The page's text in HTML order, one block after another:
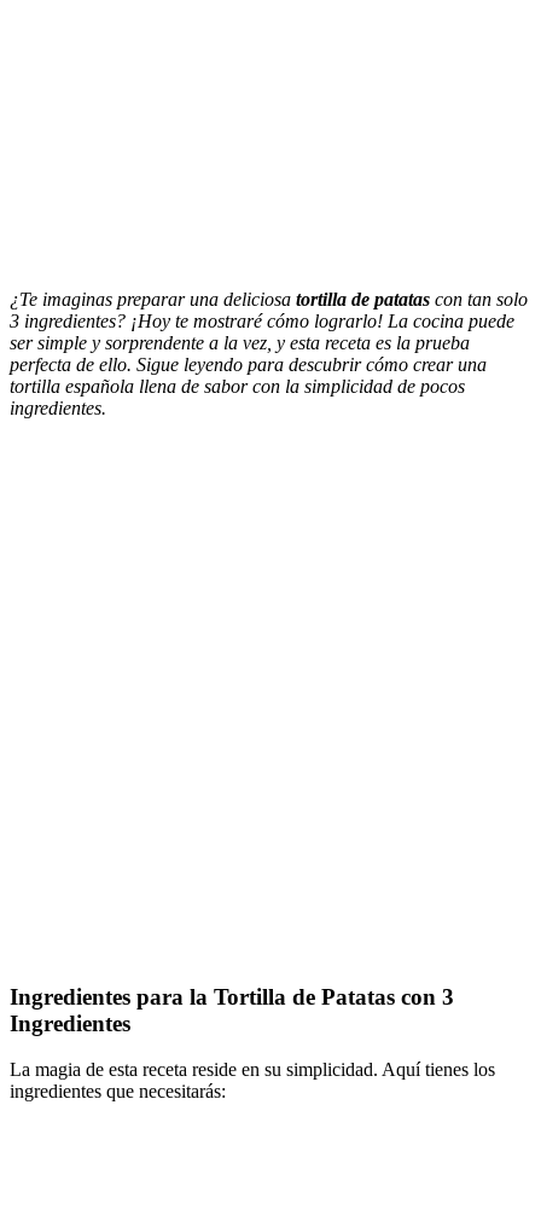
¿Te imaginas preparar una deliciosa tortilla de patatas con tan solo
3 ingredientes? ¡Hoy te mostraré cómo lograrlo! La cocina puede
ser simple y sorprendente a la vez, y esta receta es la prueba
perfecta de ello. Sigue leyendo para descubrir cómo crear una
tortilla española llena de sabor con la simplicidad de pocos
ingredientes.
Ingredientes para la Tortilla de Patatas con 3
Ingredientes
La magia de esta receta reside en su simplicidad. Aquí tienes los
ingredientes que necesitarás: